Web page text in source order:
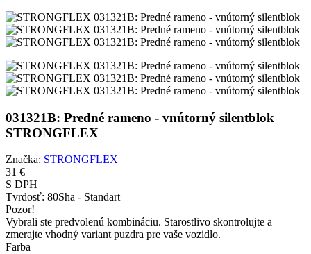
031321B: Predné rameno - vnútorný silentblok
STRONGFLEX
Značka: STRONGFLEX
31 €
S DPH
Tvrdosť: 80Sha - Standart
Pozor!
Vybrali ste predvolenú kombináciu. Starostlivo skontrolujte a
zmerajte vhodný variant puzdra pre vaše vozidlo.
Farba